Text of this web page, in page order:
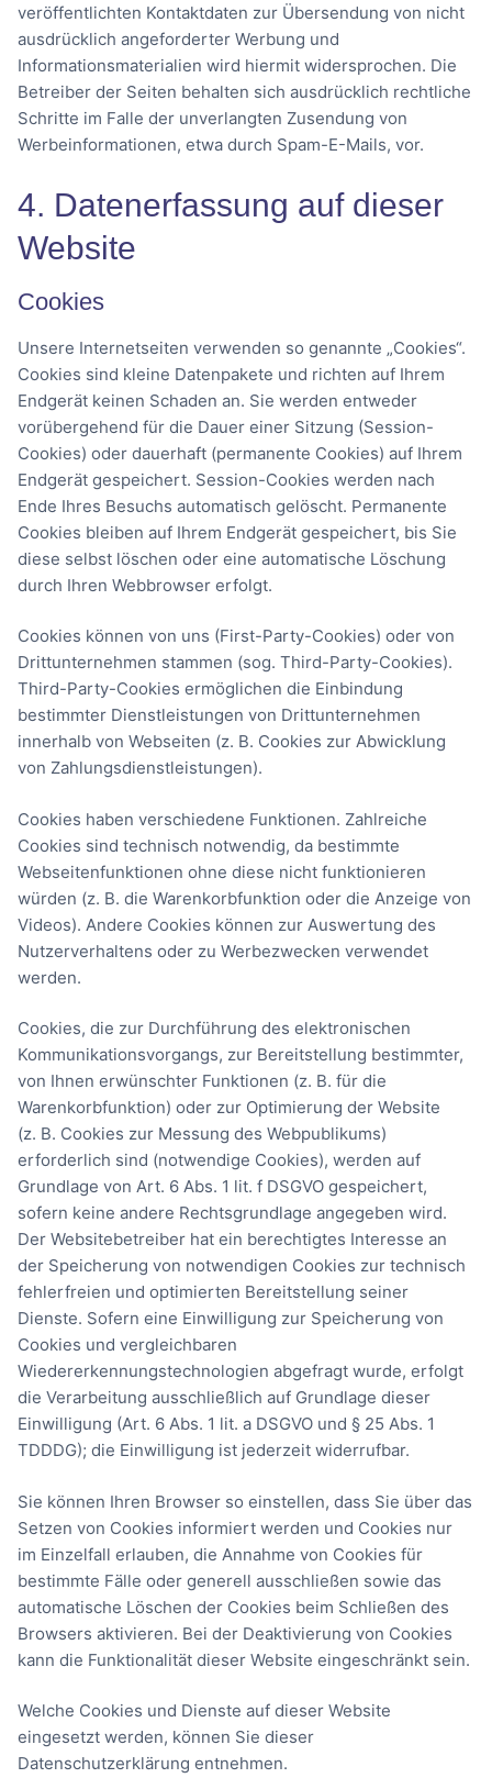
veröffentlichten Kontaktdaten zur Übersendung von nicht
ausdrücklich angeforderter Werbung und
Informationsmaterialien wird hiermit widersprochen. Die
Betreiber der Seiten behalten sich ausdrücklich rechtliche
Schritte im Falle der unverlangten Zusendung von
Werbeinformationen, etwa durch Spam-E-Mails, vor.
4. Datenerfassung auf dieser
Website
Cookies
Unsere Internetseiten verwenden so genannte „Cookies“.
Cookies sind kleine Datenpakete und richten auf Ihrem
Endgerät keinen Schaden an. Sie werden entweder
vorübergehend für die Dauer einer Sitzung (Session-
Cookies) oder dauerhaft (permanente Cookies) auf Ihrem
Endgerät gespeichert. Session-Cookies werden nach
Ende Ihres Besuchs automatisch gelöscht. Permanente
Cookies bleiben auf Ihrem Endgerät gespeichert, bis Sie
diese selbst löschen oder eine automatische Löschung
durch Ihren Webbrowser erfolgt.
Cookies können von uns (First-Party-Cookies) oder von
Drittunternehmen stammen (sog. Third-Party-Cookies).
Third-Party-Cookies ermöglichen die Einbindung
bestimmter Dienstleistungen von Drittunternehmen
innerhalb von Webseiten (z. B. Cookies zur Abwicklung
von Zahlungsdienstleistungen).
Cookies haben verschiedene Funktionen. Zahlreiche
Cookies sind technisch notwendig, da bestimmte
Webseitenfunktionen ohne diese nicht funktionieren
würden (z. B. die Warenkorbfunktion oder die Anzeige von
Videos). Andere Cookies können zur Auswertung des
Nutzerverhaltens oder zu Werbezwecken verwendet
werden.
Cookies, die zur Durchführung des elektronischen
Kommunikationsvorgangs, zur Bereitstellung bestimmter,
von Ihnen erwünschter Funktionen (z. B. für die
Warenkorbfunktion) oder zur Optimierung der Website
(z. B. Cookies zur Messung des Webpublikums)
erforderlich sind (notwendige Cookies), werden auf
Grundlage von Art. 6 Abs. 1 lit. f DSGVO gespeichert,
sofern keine andere Rechtsgrundlage angegeben wird.
Der Websitebetreiber hat ein berechtigtes Interesse an
der Speicherung von notwendigen Cookies zur technisch
fehlerfreien und optimierten Bereitstellung seiner
Dienste. Sofern eine Einwilligung zur Speicherung von
Cookies und vergleichbaren
Wiedererkennungstechnologien abgefragt wurde, erfolgt
die Verarbeitung ausschließlich auf Grundlage dieser
Einwilligung (Art. 6 Abs. 1 lit. a DSGVO und § 25 Abs. 1
TDDDG); die Einwilligung ist jederzeit widerrufbar.
Sie können Ihren Browser so einstellen, dass Sie über das
Setzen von Cookies informiert werden und Cookies nur
im Einzelfall erlauben, die Annahme von Cookies für
bestimmte Fälle oder generell ausschließen sowie das
automatische Löschen der Cookies beim Schließen des
Browsers aktivieren. Bei der Deaktivierung von Cookies
kann die Funktionalität dieser Website eingeschränkt sein.
Welche Cookies und Dienste auf dieser Website
eingesetzt werden, können Sie dieser
Datenschutzerklärung entnehmen.